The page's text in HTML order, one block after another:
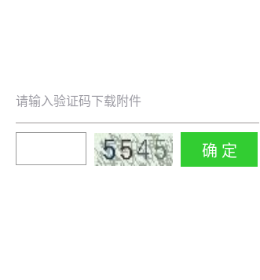
请输入验证码下载附件